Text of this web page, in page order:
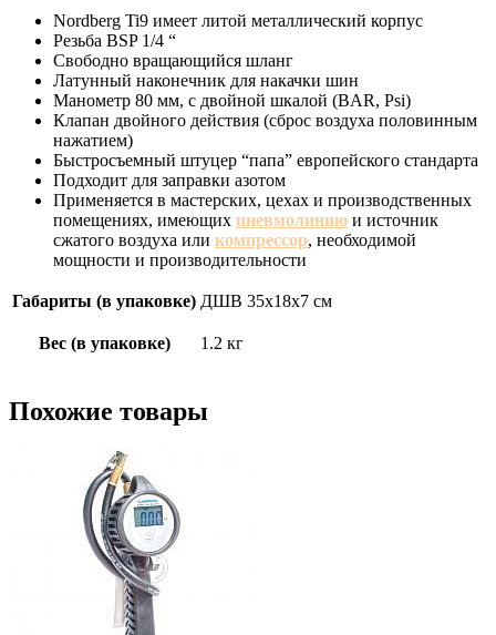
Nordberg Ti9 имеет литой металлический корпус
Резьба BSP 1/4 “
Свободно вращающийся шланг
Латунный наконечник для накачки шин
Манометр 80 мм, с двойной шкалой (BAR, Psi)
Клапан двойного действия (сброс воздуха половинным
нажатием)
Быстросъемный штуцер “папа” европейского стандарта
Подходит для заправки азотом
Применяется в мастерских, цехах и производственных
помещениях, имеющих пневмолинию и источник
сжатого воздуха или компрессор, необходимой
мощности и производительности
Габариты (в упаковке) ДШВ 35х18х7 см
Вес (в упаковке) 1.2 кг
Похожие товары